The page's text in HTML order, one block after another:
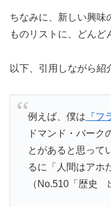
ちなみに、新しい興味
ものリストに、どんど
以下、引用しながら紹
例えば、僕は 『フ
ドマンド・バーク
とがあると思って
るに「人間はアホ
（No.510「歴史